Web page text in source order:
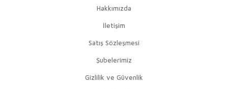
Hakkımızda
İletişim
Satış Sözleşmesi
Şubelerimiz
Gizlilik ve Güvenlik